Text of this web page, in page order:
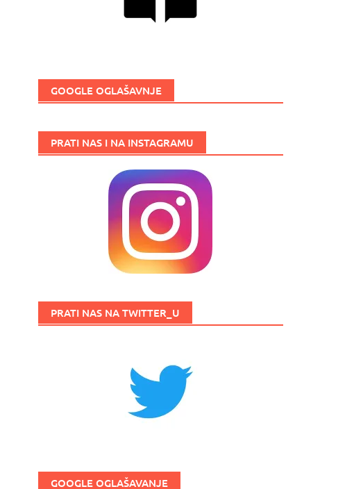
GOOGLE OGLAŠAVNJE
PRATI NAS I NA INSTAGRAMU
PRATI NAS NA TWITTER_U
GOOGLE OGLAŠAVANJE